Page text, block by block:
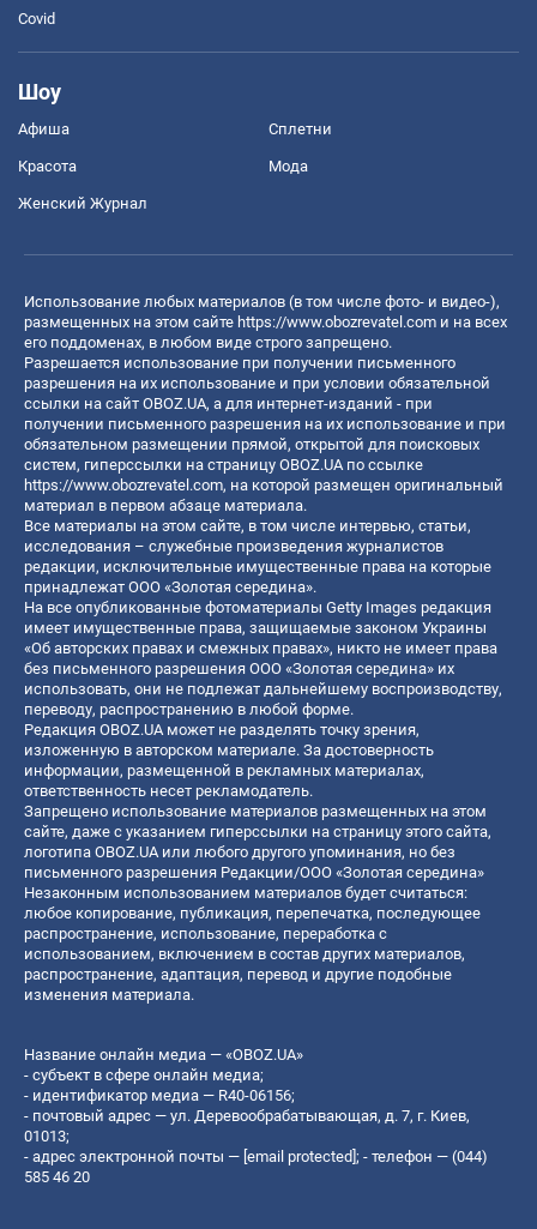
Covid
Шоу
Афиша Сплетни
Красота Мода
Женский Журнал
Использование любых материалов (в том числе фото- и видео-),
размещенных на этом сайте https://www.obozrevatel.com и на всех
его поддоменах, в любом виде строго запрещено.
Разрешается использование при получении письменного
разрешения на их использование и при условии обязательной
ссылки на сайт OBOZ.UA, а для интернет-изданий - при
получении письменного разрешения на их использование и при
обязательном размещении прямой, открытой для поисковых
систем, гиперссылки на страницу OBOZ.UA по ссылке
https://www.obozrevatel.com, на которой размещен оригинальный
материал в первом абзаце материала.
Все материалы на этом сайте, в том числе интервью, статьи,
исследования – служебные произведения журналистов
редакции, исключительные имущественные права на которые
принадлежат ООО «Золотая середина».
На все опубликованные фотоматериалы Getty Images редакция
имеет имущественные права, защищаемые законом Украины
«Об авторских правах и смежных правах», никто не имеет права
без письменного разрешения ООО «Золотая середина» их
использовать, они не подлежат дальнейшему воспроизводству,
переводу, распространению в любой форме.
Редакция OBOZ.UA может не разделять точку зрения,
изложенную в авторском материале. За достоверность
информации, размещенной в рекламных материалах,
ответственность несет рекламодатель.
Запрещено использование материалов размещенных на этом
сайте, даже с указанием гиперссылки на страницу этого сайта,
логотипа OBOZ.UA или любого другого упоминания, но без
письменного разрешения Редакции/ООО «Золотая середина»
Незаконным использованием материалов будет считаться:
любое копирование, публикация, перепечатка, последующее
распространение, использование, переработка с
использованием, включением в состав других материалов,
распространение, адаптация, перевод и другие подобные
изменения материала.
Название онлайн медиа — «OBOZ.UA»
- субъект в сфере онлайн медиа;
- идентификатор медиа — R40-06156;
- почтовый адрес — ул. Деревообрабатывающая, д. 7, г. Киев,
01013;
- адрес электронной почты — [email protected] ; - телефон — (044)
585 46 20